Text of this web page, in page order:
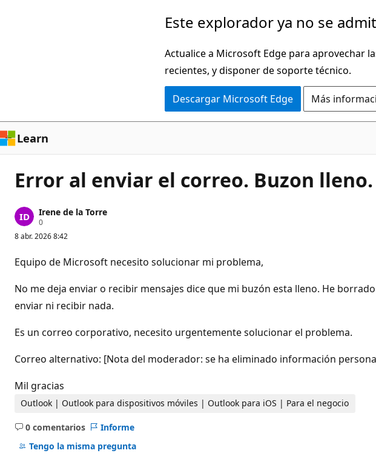
Este explorador ya no se
Actualice a Microsoft Edge para aprovechar
recientes, y disponer de soporte técnico.
Descargar Microsoft Edge Más
Learn
Error al enviar el correo. Buzon lleno.
Irene de la Torre
0P
n
o
s
e
r
e
p
t
i
8 abr. 2026 8:42
Equipo de Microsoft necesito solucionar mi problema,
No me deja enviar o recibir mensajes dice que mi buzón esta lleno. He
enviar ni recibir nada.
Es un correo corporativo, necesito urgentemente solucionar el problema.
Correo alternativo: [Nota del moderador: se ha eliminado información
Mil gracias
Outlook | Outlook para dispositivos móviles | Outlook para iOS | Para el negocio
0 comentarios
No
hay
Informe
Tengo la misma pregunta